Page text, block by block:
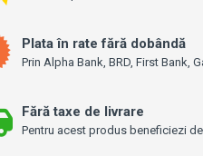
Fără taxe de livrare
Pentru acest produs beneficiezi
Plata în rate fără dobândă
Prin Alpha Bank, BRD, First Bank,